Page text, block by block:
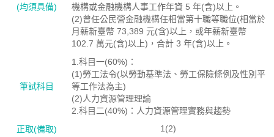
(均須具備)
機構或金融機構人事工作年資 5 年(含)以上。
(2)曾任公民營金融機構任相當第十職等職位(相當於
月薪新臺幣 73,389 元(含)以上，或年薪新臺幣
102.7 萬元(含)以上)，合計 3 年(含)以上。
筆試科目
1.科目一(60%)：
(1)勞工法令(以勞動基準法、勞工保險條例及性別平
等工作法為主)
(2)人力資源管理理論
2.科目二(40%)：人力資源管理實務與趨勢
正取(備取)
1(2)